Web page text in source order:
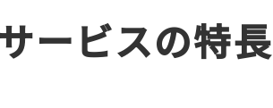
ービスの特長